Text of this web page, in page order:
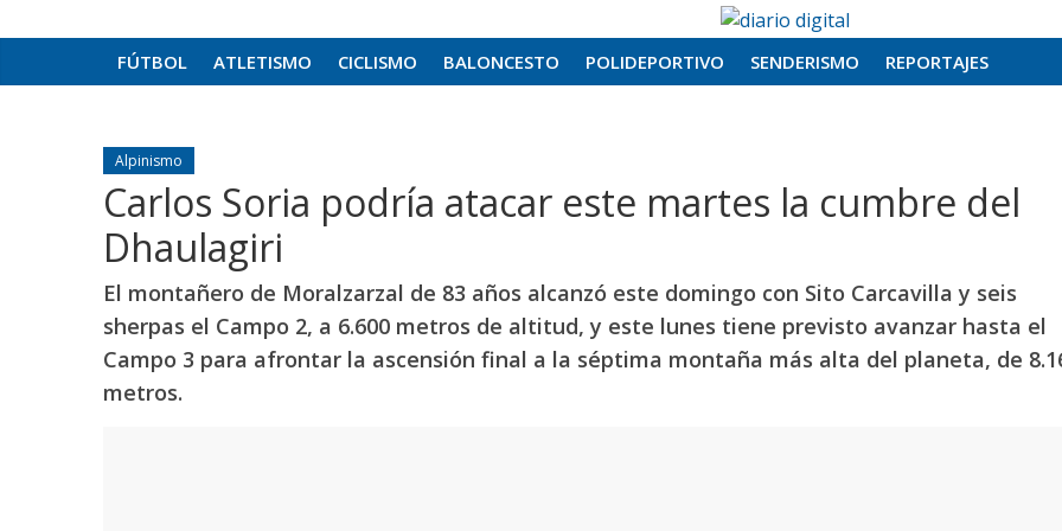
FÚTBOL ATLETISMO CICLISMO BALONCESTO POLIDEPORTIVO SENDERISMO REPORTAJES
Alpinismo
Carlos Soria podría atacar este martes la cumbre del
Dhaulagiri
El montañero de Moralzarzal de 83 años alcanzó este domingo con Sito Carcavilla y seis
sherpas el Campo 2, a 6.600 metros de altitud, y este lunes tiene previsto avanzar hasta el
Campo 3 para afrontar la ascensión final a la séptima montaña más alta del planeta, de
metros.